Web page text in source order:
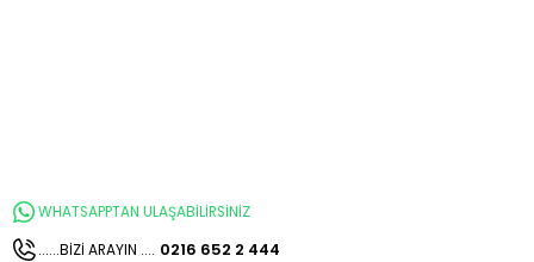
WHATSAPPTAN ULAŞABİLİRSİNİZ
......BİZİ ARAYIN .... 0216 652 2 444